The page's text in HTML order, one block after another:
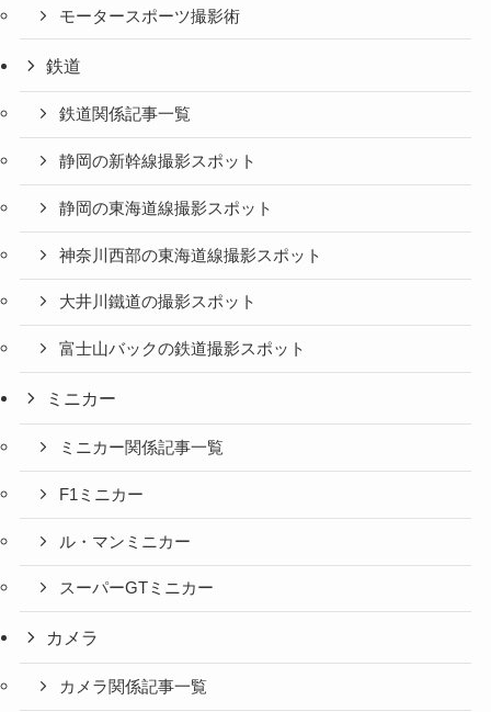
モータースポーツ撮影術
鉄道
鉄道関係記事一覧
静岡の新幹線撮影スポット
静岡の東海道線撮影スポット
神奈川西部の東海道線撮影スポット
大井川鐵道の撮影スポット
富士山バックの鉄道撮影スポット
ミニカー
ミニカー関係記事一覧
F1ミニカー
ル・マンミニカー
スーパーGTミニカー
カメラ
カメラ関係記事一覧